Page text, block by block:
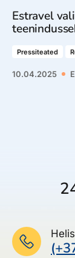
Estravel
Pressiteated
10.04.2025